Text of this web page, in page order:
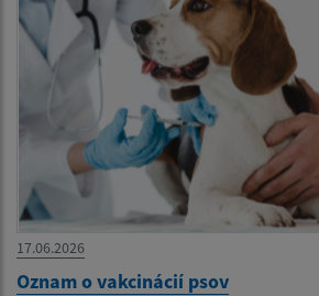
17.06.2026
Oznam o vakcinácií psov